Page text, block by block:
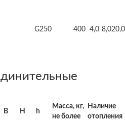
G250 400 4,0 8,020,0
B H h
Масса, кг,
не более
Наличие
отопления